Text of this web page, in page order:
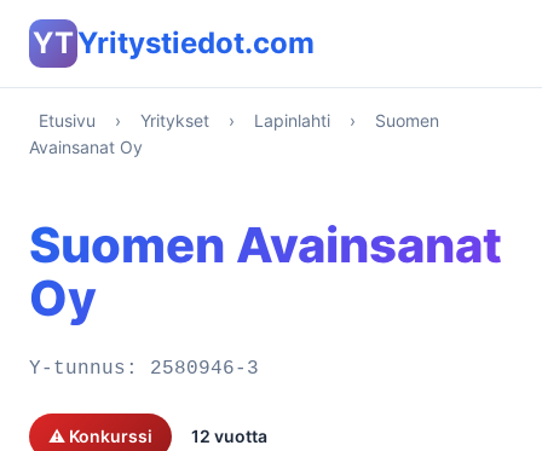
YTYritystiedot.com
Etusivu › Yritykset › Lapinlahti ›
Suomen
Avainsanat Oy
Suomen Avainsanat
Oy
Y-tunnus: 2580946-3
⚠️ Konkurssi 12 vuotta